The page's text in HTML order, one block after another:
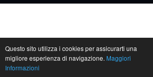
Questo sito utilizza i cookies per assicurarti una
migliore esperienza di navigazione. Maggiori
Informazioni